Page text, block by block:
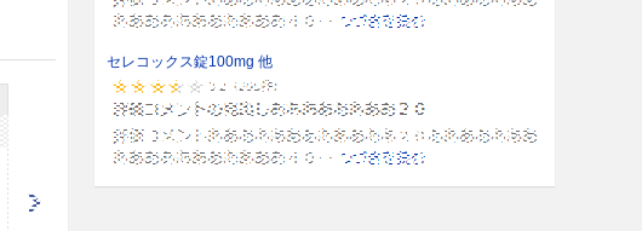
セレコックス錠100mg 他